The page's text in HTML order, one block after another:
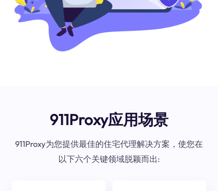
911Proxy应用场景
911Proxy为您提供最佳的住宅代理解决方案，使您在
以下六个关键领域脱颖而出: